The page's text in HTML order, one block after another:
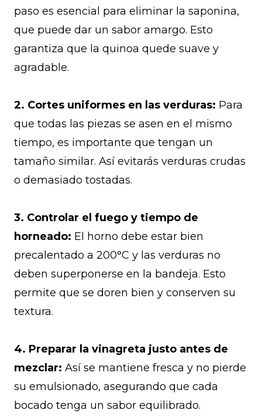
paso es esencial para eliminar la saponina,
que puede dar un sabor amargo. Esto
garantiza que la quinoa quede suave y
agradable.
2. Cortes uniformes en las verduras: Para
que todas las piezas se asen en el mismo
tiempo, es importante que tengan un
tamaño similar. Así evitarás verduras crudas
o demasiado tostadas.
3. Controlar el fuego y tiempo de
horneado: El horno debe estar bien
precalentado a 200°C y las verduras no
deben superponerse en la bandeja. Esto
permite que se doren bien y conserven su
textura.
4. Preparar la vinagreta justo antes de
mezclar: Así se mantiene fresca y no pierde
su emulsionado, asegurando que cada
bocado tenga un sabor equilibrado.